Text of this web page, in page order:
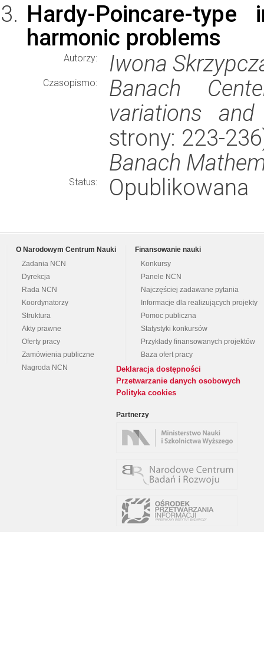
Hardy-Poincare-
harmonic problems
Autorzy: Iwona
Czasopismo:
Banach
variations and
strony: 223-
Banach
Status: Opublikowana
O Narodowym Centrum Nauki
Zadania NCN
Dyrekcja
Rada NCN
Koordynatorzy
Struktura
Akty prawne
Oferty pracy
Zamówienia publiczne
Nagroda NCN
Finansowanie nauki
Konkursy
Panele NCN
Najczęściej zadawane pytania
Informacje dla realizujących projekty
Pomoc publiczna
Statystyki konkursów
Przykłady finansowanych projektów
Baza ofert pracy
Deklaracja dostępności
Przetwarzanie danych osobowych
Polityka cookies
Partnerzy